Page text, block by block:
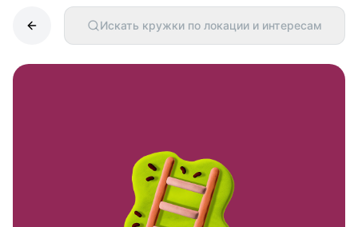
Искать кружки по локации и интересам